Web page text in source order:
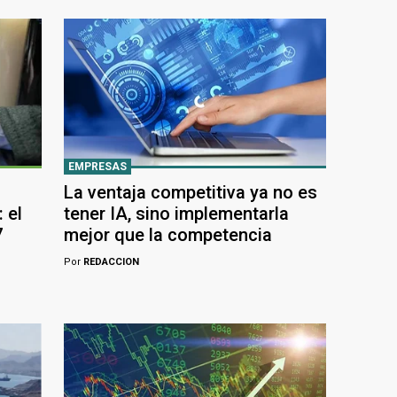
el
EMPRESAS
La ventaja competitiva ya no es
tener IA, sino implementarla
mejor que la competencia
Por REDACCION